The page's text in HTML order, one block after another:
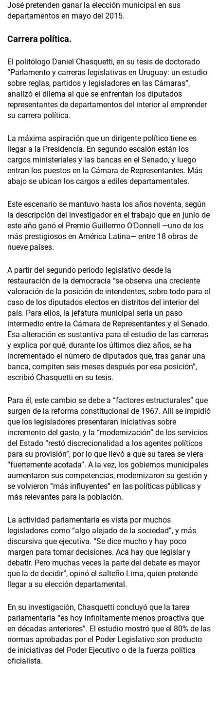
José pretenden ganar la elección municipal en sus
departamentos en mayo del 2015.
Carrera política.
El politólogo Daniel Chasquetti, en su tesis de doctorado
“Parlamento y carreras legislativas en Uruguay: un estudio
sobre reglas, partidos y legisladores en las Cámaras”,
analizó el dilema al que se enfrentan los diputados
representantes de departamentos del interior al emprender
su carrera política.
La máxima aspiración que un dirigente político tiene es
llegar a la Presidencia. En segundo escalón están los
cargos ministeriales y las bancas en el Senado, y luego
entran los puestos en la Cámara de Representantes. Más
abajo se ubican los cargos a ediles departamentales.
Este escenario se mantuvo hasta los años noventa, según
la descripción del investigador en el trabajo que en junio de
este año ganó el Premio Guillermo O’Donnell —uno de los
más prestigiosos en América Latina— entre 18 obras de
nueve países.
A partir del segundo período legislativo desde la
restauración de la democracia “se observa una creciente
valoración de la posición de intendentes, sobre todo para el
caso de los diputados electos en distritos del interior del
país. Para ellos, la jefatura municipal sería un paso
intermedio entre la Cámara de Representantes y el Senado.
Esa alteración es sustantiva para el estudio de las carreras
y explica por qué, durante los últimos diez años, se ha
incrementado el número de diputados que, tras ganar una
banca, compiten seis meses después por esa posición”,
escribió Chasquetti en su tesis.
Para él, este cambio se debe a “factores estructurales” que
surgen de la reforma constitucional de 1967. Allí se impidió
que los legisladores presentaran iniciativas sobre
incremento del gasto, y la “modernización” de los servicios
del Estado “restó discrecionalidad a los agentes políticos
para su provisión”, por lo que llevó a que su tarea se viera
“fuertemente acotada”. A la vez, los gobiernos municipales
aumentaron sus competencias, modernizaron su gestión y
se volvieron “más influyentes” en las políticas públicas y
más relevantes para la población.
La actividad parlamentaria es vista por muchos
legisladores como “algo alejado de la sociedad”, y más
discursiva que ejecutiva. “Se dice mucho y hay poco
margen para tomar decisiones. Acá hay que legislar y
debatir. Pero muchas veces la parte del debate es mayor
que la de decidir”, opinó el salteño Lima, quien pretende
llegar a su elección departamental.
En su investigación, Chasquetti concluyó que la tarea
parlamentaria “es hoy infinitamente menos proactiva que
en décadas anteriores”. El estudio mostró que el 80% de las
normas aprobadas por el Poder Legislativo son producto
de iniciativas del Poder Ejecutivo o de la fuerza política
oficialista.